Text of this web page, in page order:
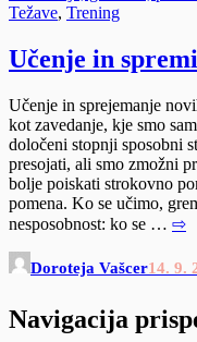
Težave, Trening
Učenje in
Učenje in sprejemanje
kot zavedanje, kje smo
določeni stopnji sposobni
presojati, ali smo zmožni
bolje poiskati strokovno
pomena. Ko se učimo,
nesposobnost: ko se … ⇨
Doroteja Vašcer14. 9.
Navigacija